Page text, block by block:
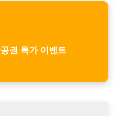
권 특가 이벤트